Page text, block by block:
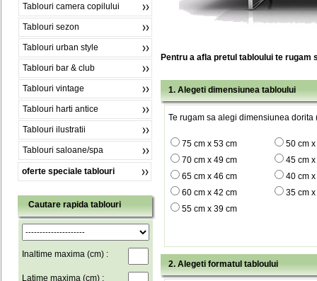
Tablouri camera copilului
Tablouri sezon
Tablouri urban style
Tablouri bar & club
Tablouri vintage
Tablouri harti antice
Tablouri ilustratii
Tablouri saloane/spa
oferte speciale tablouri
Cautare rapida tablouri
Inaltime maxima (cm) :
Latime maxima (cm) :
Pentru a afla pretul tabloului te rugam
1. Alegeti dimensiunea tabloului
Te rugam sa alegi dimensiunea dorita
75 cm x 53 cm
50 cm
70 cm x 49 cm
45 cm
65 cm x 46 cm
40 cm
60 cm x 42 cm
35 cm
55 cm x 39 cm
2. Alegeti formatul tabloului